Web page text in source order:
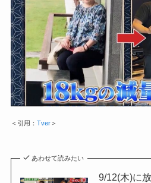
＜引用： Tver＞
あわせて読みたい
9/12(木)に